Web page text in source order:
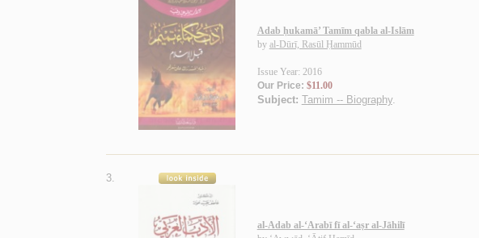
Adab ḥukamā’ Tamīm qabla al-Islām
by al-Dūrī, Rasūl Ḥammūd
Issue Year: 2016
Our Price: $11.00
Subject: Tamim -- Biography.
3.
al-Adab al-‘Arabī fī al-‘aṣr al-Jāhilī